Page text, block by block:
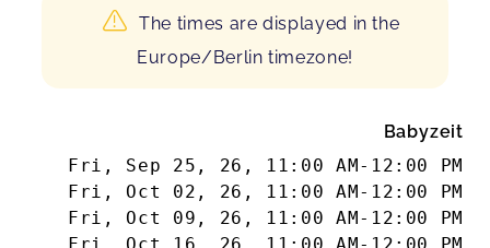
The times are displayed in the
Europe/Berlin timezone!
Babyzeit
Fri, Sep 25, 26 , 11:00 AM- 12:00 PM
Fri, Oct 02, 26 , 11:00 AM- 12:00 PM
Fri, Oct 09, 26 , 11:00 AM- 12:00 PM
Fri, Oct 16, 26
11:00 AM- 12:00 PM